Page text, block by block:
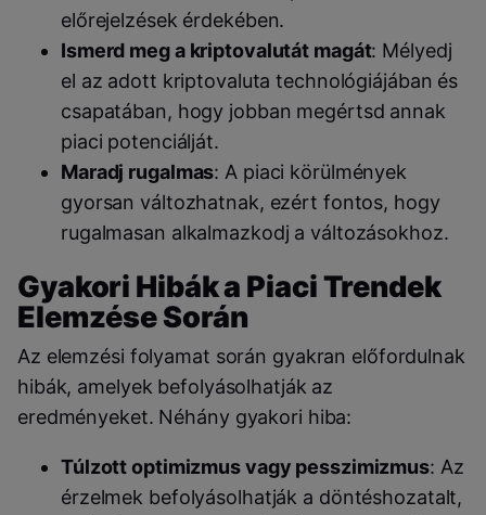
előrejelzések érdekében.
Ismerd meg a kriptovalutát magát: Mélyedj
el az adott kriptovaluta technológiájában és
csapatában, hogy jobban megértsd annak
piaci potenciálját.
Maradj rugalmas: A piaci körülmények
gyorsan változhatnak, ezért fontos, hogy
rugalmasan alkalmazkodj a változásokhoz.
Gyakori Hibák a Piaci Trendek
Elemzése Során
Az elemzési folyamat során gyakran előfordulnak
hibák, amelyek befolyásolhatják az
eredményeket. Néhány gyakori hiba:
Túlzott optimizmus vagy pesszimizmus: Az
érzelmek befolyásolhatják a döntéshozatalt,